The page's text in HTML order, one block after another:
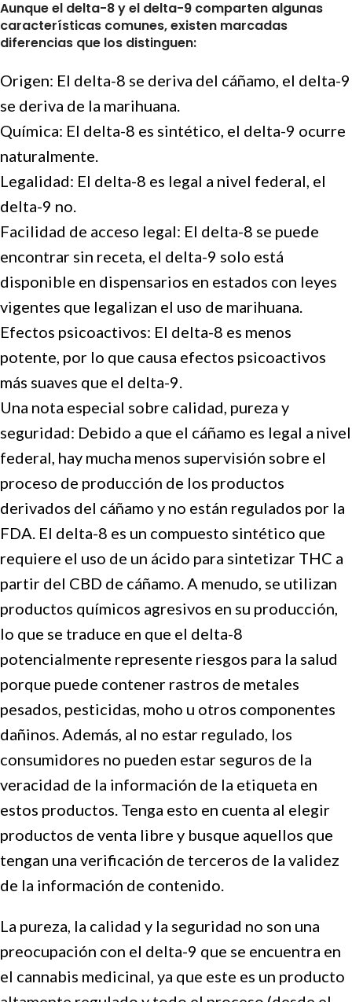
Aunque el delta-8 y el delta-9 comparten algunas
características comunes, existen marcadas
diferencias que los distinguen:
Origen: El delta-8 se deriva del cáñamo, el delta-9
se deriva de la marihuana.
Química: El delta-8 es sintético, el delta-9 ocurre
naturalmente.
Legalidad: El delta-8 es legal a nivel federal, el
delta-9 no.
Facilidad de acceso legal: El delta-8 se puede
encontrar sin receta, el delta-9 solo está
disponible en dispensarios en estados con leyes
vigentes que legalizan el uso de marihuana.
Efectos psicoactivos: El delta-8 es menos
potente, por lo que causa efectos psicoactivos
más suaves que el delta-9.
Una nota especial sobre calidad, pureza y
seguridad: Debido a que el cáñamo es legal a nivel
federal, hay mucha menos supervisión sobre el
proceso de producción de los productos
derivados del cáñamo y no están regulados por la
FDA. El delta-8 es un compuesto sintético que
requiere el uso de un ácido para sintetizar THC a
partir del CBD de cáñamo. A menudo, se utilizan
productos químicos agresivos en su producción,
lo que se traduce en que el delta-8
potencialmente represente riesgos para la salud
porque puede contener rastros de metales
pesados, pesticidas, moho u otros componentes
dañinos. Además, al no estar regulado, los
consumidores no pueden estar seguros de la
veracidad de la información de la etiqueta en
estos productos. Tenga esto en cuenta al elegir
productos de venta libre y busque aquellos que
tengan una verificación de terceros de la validez
de la información de contenido.
La pureza, la calidad y la seguridad no son una
preocupación con el delta-9 que se encuentra en
el cannabis medicinal, ya que este es un producto